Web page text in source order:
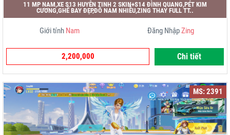
11 MP NAM,XE S13 HUYỄN TINH 2 SKIN+S14 ĐÌNH QUANG,PÉT KIM
CƯƠNG,GHẾ BAY ĐẸP,ĐỒ NAM NHIỀU,ZING THAY FULL TT..
Giới tính Nam Đăng NhậpZing
2,200,000 Chi tiết
MS: 2391